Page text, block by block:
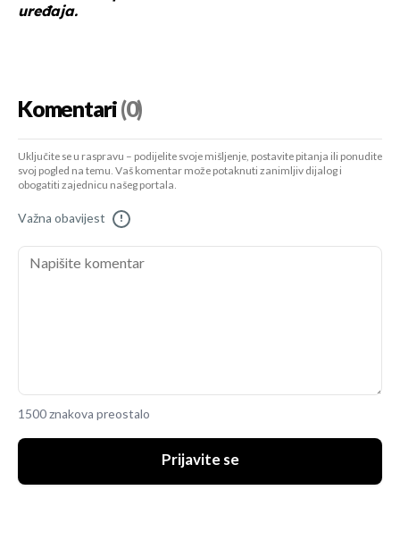
uređaja.
Komentari(0)
Uključite se u raspravu – podijelite svoje mišljenje, postavite pitanja ili ponudite
svoj pogled na temu. Vaš komentar može potaknuti zanimljiv dijalog i
obogatiti zajednicu našeg portala.
Važna obavijest !
1500 znakova preostalo
Prijavite se